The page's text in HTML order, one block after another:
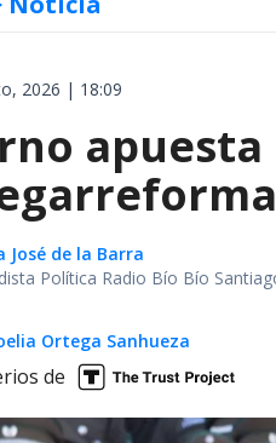
2026 | 18:09
José de la Barra
Política Radio Bío Bío
Ortega Sanhueza
de